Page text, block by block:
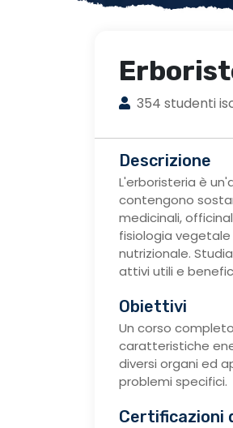
354 studenti
Descrizione
L'erboristeria è
contengono
medicinali,
fisiologia
nutrizionale.
attivi utili e
Obiettivi
Un corso
caratteristiche
diversi organi ed
problemi specifici.
Certificazioni